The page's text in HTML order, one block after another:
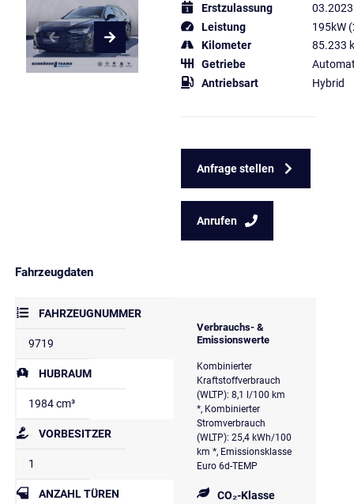
Erstzulassung
03.2023
Leistung
195kW
Kilometer
85.233
Getriebe
Antriebsart
Hybrid
Anfrage stellen
Anrufen
Fahrzeugdaten
FAHRZEUGNUMMER
9719
HUBRAUM
1984 cm³
VORBESITZER
1
ANZAHL TÜREN
Verbrauchs- &
Emissionswerte
Kombinierter
Kraftstoffverbrauch
(WLTP): 8,1 l/100 km
*, Kombinierter
Stromverbrauch
(WLTP): 25,4 kWh/100
km *, Emissionsklasse
Euro 6d-TEMP
CO₂-Klasse